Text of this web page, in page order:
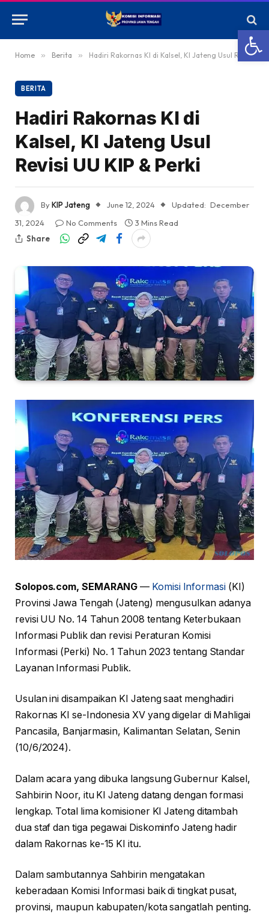
Home » Berita » Hadiri Rakornas KI di Kalsel, KI Jateng Usul Revisi UU KIP & Perki
BERITA
Hadiri Rakornas KI di
Kalsel, KI Jateng Usul
Revisi UU KIP & Perki
ByKIP Jateng June 12, 2024 Updated: December
31, 2024
No Comments
3 Mins Read
Share
Solopos.com, SEMARANG — Komisi Informasi(KI)
Provinsi Jawa Tengah (Jateng) mengusulkan adanya
revisi UU No. 14 Tahun 2008 tentang Keterbukaan
Informasi Publik dan revisi Peraturan Komisi
Informasi (Perki) No. 1 Tahun 2023 tentang Standar
Layanan Informasi Publik.
Usulan ini disampaikan KI Jateng saat menghadiri
Rakornas KI se-Indonesia XV yang digelar di Mahligai
Pancasila, Banjarmasin, Kalimantan Selatan, Senin
(10/6/2024).
Dalam acara yang dibuka langsung Gubernur Kalsel,
Sahbirin Noor, itu KI Jateng datang dengan formasi
lengkap. Total lima komisioner KI Jateng ditambah
dua staf dan tiga pegawai Diskominfo Jateng hadir
dalam Rakornas ke-15 KI itu.
Dalam sambutannya Sahbirin mengatakan
keberadaan Komisi Informasi baik di tingkat pusat,
provinsi, maupun kabupaten/kota sangatlah penting.